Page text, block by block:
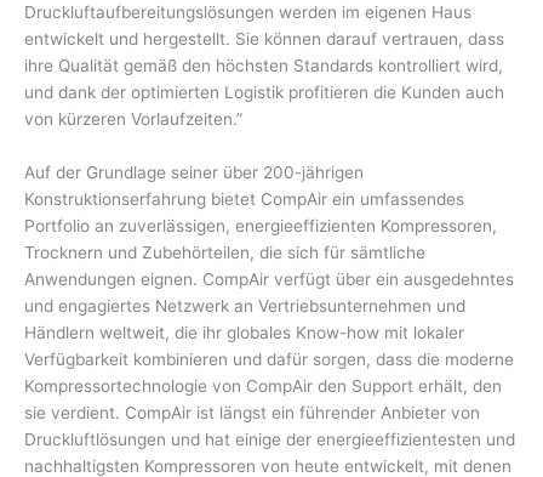
Druckluftaufbereitungslösungen werden im eigenen Haus
entwickelt und hergestellt. Sie können darauf vertrauen, dass
ihre Qualität gemäß den höchsten Standards kontrolliert wird,
und dank der optimierten Logistik profitieren die Kunden auch
von kürzeren Vorlaufzeiten.”
Auf der Grundlage seiner über 200-jährigen
Konstruktionserfahrung bietet CompAir ein umfassendes
Portfolio an zuverlässigen, energieeffizienten Kompressoren,
Trocknern und Zubehörteilen, die sich für sämtliche
Anwendungen eignen. CompAir verfügt über ein ausgedehntes
und engagiertes Netzwerk an Vertriebsunternehmen und
Händlern weltweit, die ihr globales Know-how mit lokaler
Verfügbarkeit kombinieren und dafür sorgen, dass die moderne
Kompressortechnologie von CompAir den Support erhält, den
sie verdient. CompAir ist längst ein führender Anbieter von
Druckluftlösungen und hat einige der energieeffizientesten und
nachhaltigsten Kompressoren von heute entwickelt, mit denen